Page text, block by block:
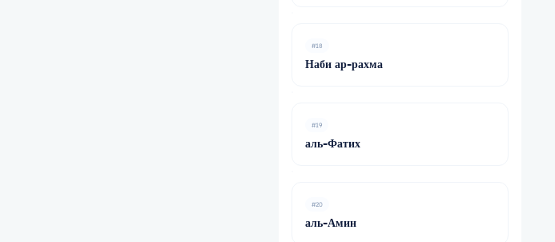
#18
Наби ар-рахма
#19
аль-Фатих
#20
аль-Амин